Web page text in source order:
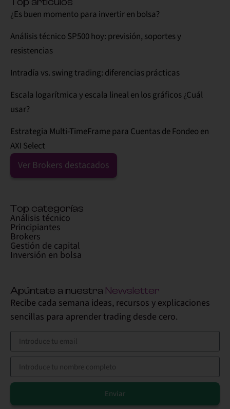
¿Es buen momento para invertir en bolsa?
Análisis técnico SP500 hoy: previsión, soportes y
resistencias
Intradía vs. swing trading: diferencias prácticas
Escala logarítmica y escala lineal en los gráficos ¿Cuál
usar?
Estrategia Multi-TimeFrame para Cuentas de Fondeo en
AXI Select
Ver Brokers destacados
Top categorías
Análisis técnico
Principiantes
Brokers
Gestión de capital
Inversión en bolsa
Apúntate a nuestra Newsletter
Recibe cada semana ideas, recursos y explicaciones
sencillas para aprender trading desde cero.
Enviar